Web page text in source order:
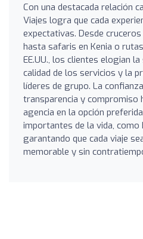
Con una destacada relación
Viajes logra que cada
expectativas. Desde
hasta safaris en Kenia o
EE.UU., los clientes elogian
calidad de los servicios y la
líderes de grupo. La
transparencia y compromiso
agencia en la opción
importantes de la vida, como
garantando que cada viaje
memorable y sin